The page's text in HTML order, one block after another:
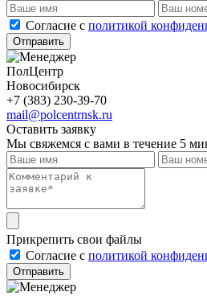
Cогласие с политикой
Отправить
ПолЦентр
Новосибирск
+7 (383) 230-39-70
mail@polcentrnsk.ru
Оставить заявку
Мы свяжемся с вами в течение 5
Прикрепить свои файлы
Cогласие с политикой
Отправить